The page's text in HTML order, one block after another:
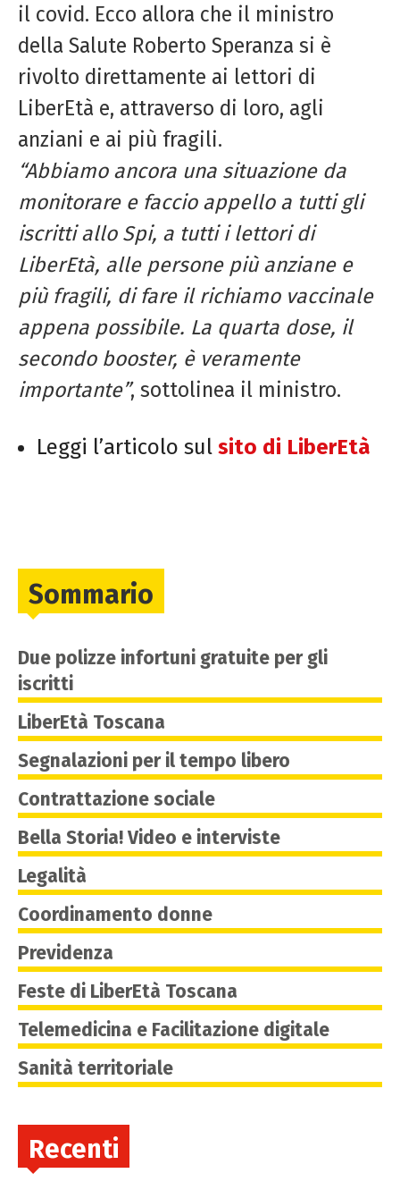
il covid. Ecco allora che il ministro
della Salute Roberto Speranza si è
rivolto direttamente ai lettori di
LiberEtà e, attraverso di loro, agli
anziani e ai più fragili.
“Abbiamo ancora una situazione da
monitorare e faccio appello a tutti gli
iscritti allo Spi, a tutti i lettori di
LiberEtà, alle persone più anziane e
più fragili, di fare il richiamo vaccinale
appena possibile. La quarta dose, il
secondo booster, è veramente
importante”, sottolinea il ministro.
Leggi l’articolo sul sito di LiberEtà
Sommario
Due polizze infortuni gratuite per gli
iscritti
LiberEtà Toscana
Segnalazioni per il tempo libero
Contrattazione sociale
Bella Storia! Video e interviste
Legalità
Coordinamento donne
Previdenza
Feste di LiberEtà Toscana
Telemedicina e Facilitazione digitale
Sanità territoriale
Recenti